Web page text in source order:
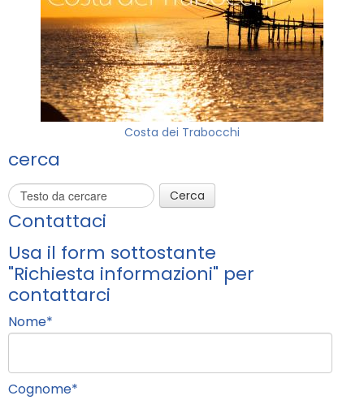
Costa dei Trabocchi
cerca
Cerca
Contattaci
Usa il form sottostante
"Richiesta informazioni" per
contattarci
Nome*
Cognome*